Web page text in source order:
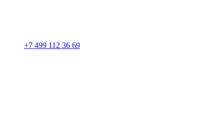
+7 499 112 36 69